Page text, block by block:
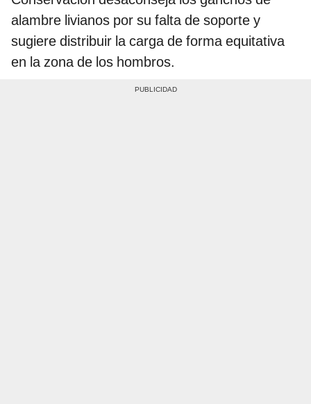
alambre livianos por su falta de soporte y
sugiere distribuir la carga de forma equitativa
en la zona de los hombros.